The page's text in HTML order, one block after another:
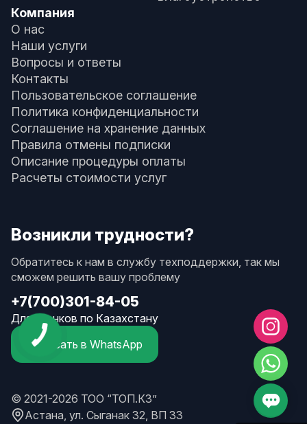
Компания
О нас
Наши услуги
Вопросы и ответы
Контакты
Пользовательское соглашение
Политика конфиденциальности
Соглашение на хранение данных
Правила отмены подписки
Описание процедуры оплаты
Расчеты стоимости услуг
Возникли трудности?
Обратитесь к нам в службу техподдержки, так мы
сможем решить вашу проблему
+7(700)301-84-05
Для звонков по Казахстану
Написать в WhatsApp
© 2021-2026 ТОО “ТОП.КЗ”
Астана, ул. Сыганак 32, ВП 33